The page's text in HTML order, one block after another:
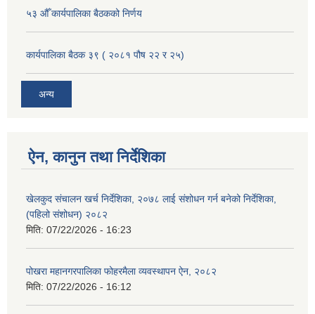
५३ औँ कार्यपालिका बैठकको निर्णय
कार्यपालिका बैठक ३९ ( २०८१ पौष २२ र २५)
अन्य
ऐन, कानुन तथा निर्देशिका
खेलकुद संचालन खर्च निर्देशिका, २०७८ लाई संशोधन गर्न बनेको निर्देशिका,
(पहिलो संशोधन) २०८२
मिति: 07/22/2026 - 16:23
पोखरा महानगरपालिका फोहरमैला व्यवस्थापन ऐन, २०८२
मिति: 07/22/2026 - 16:12